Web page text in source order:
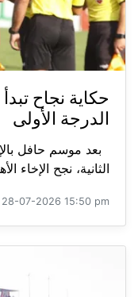
حكاية نجاح
الدرجة الأولى
بعد موسم حافل
الثانية، نجح الإخاء
28-07-2026 15:50 pm